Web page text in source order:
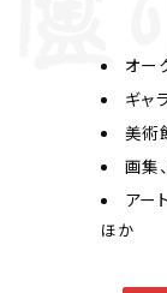
オー
ギャ
美術
画集
アー
ほか